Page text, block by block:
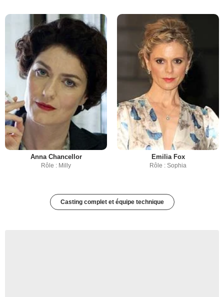
Anna Chancellor
Rôle : Milly
Emilia Fox
Rôle : Sophia
Casting complet et équipe technique